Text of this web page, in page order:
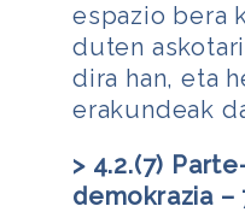
espazio bera
duten
dira han, eta
erakundeak
> 4.2.(7)
demokrazia –